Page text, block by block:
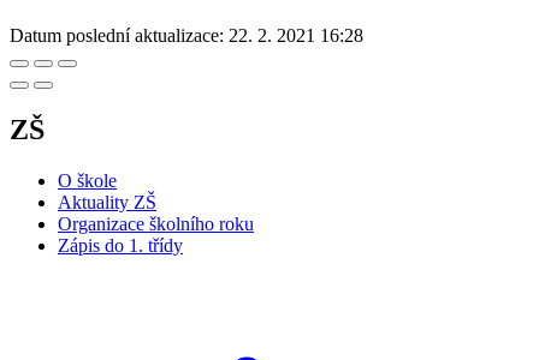
Datum poslední aktualizace: 22. 2. 2021 16:28
ZŠ
O škole
Aktuality ZŠ
Organizace školního roku
Zápis do 1. třídy